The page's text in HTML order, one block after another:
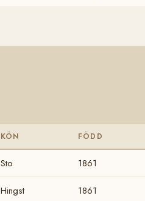
KÖN FÖDD
Sto 1861
Hingst 1861